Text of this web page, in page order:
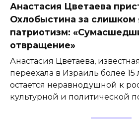
Анастасия Цветаева
Охлобыстина за слишком
патриотизм:
отвращение»
Анастасия Цветаева,
переехала в Израиль более 15
остается неравнодушной к
культурной и политической